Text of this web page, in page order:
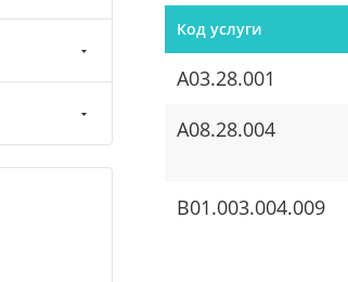
Код услуги
A03.28.001
A08.28.004
B01.003.004.009